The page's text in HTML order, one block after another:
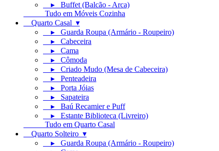
▸ Buffet (Balcão - Arca)
Tudo em Móveis Cozinha
Quarto Casal ▾
▸ Guarda Roupa (Armário - Roupeiro)
▸ Cabeceira
▸ Cama
▸ Cômoda
▸ Criado Mudo (Mesa de Cabeceira)
▸ Penteadeira
▸ Porta Jóias
▸ Sapateira
▸ Baú Recamier e Puff
▸ Estante Biblioteca (Livreiro)
Tudo em Quarto Casal
Quarto Solteiro ▾
▸ Guarda Roupa (Armário - Roupeiro)